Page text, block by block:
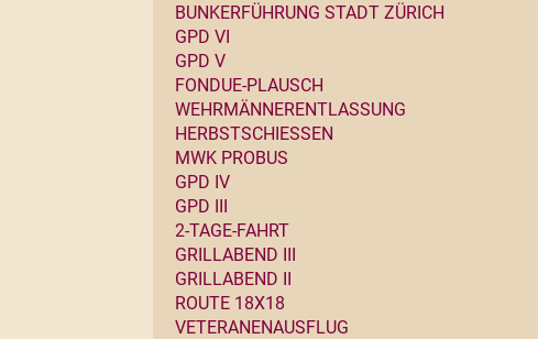
BUNKERFÜHRUNG STADT ZÜRICH
GPD VI
GPD V
FONDUE-PLAUSCH
WEHRMÄNNERENTLASSUNG
HERBSTSCHIESSEN
MWK PROBUS
GPD IV
GPD III
2-TAGE-FAHRT
GRILLABEND III
GRILLABEND II
ROUTE 18X18
VETERANENAUSFLUG